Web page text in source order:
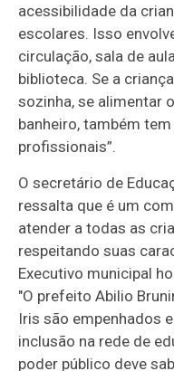
acessibilidade da
escolares. Isso
circulação, sala de
biblioteca. Se a
sozinha, se alimentar
banheiro, também
profissionais”.
O secretário de
ressalta que é um
atender a todas as
respeitando suas
Executivo municipal
"O prefeito Abilio
Iris são empenhados
inclusão na rede de
poder público deve